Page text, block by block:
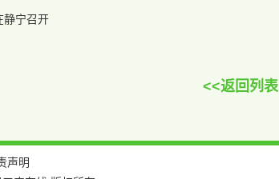
静宁召开
<<返回列表
声明